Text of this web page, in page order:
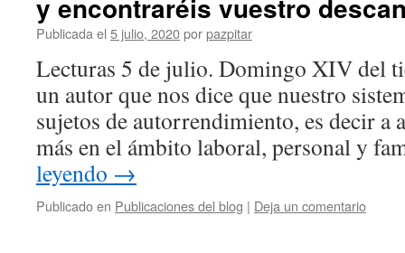
y encontraréis vuestro
Publicada el 5 julio, 2020porpazpitar
Lecturas 5 de julio. Domingo XIV del
un autor que nos dice que nuestro
sujetos de autorrendimiento, es decir a
más en el ámbito laboral, personal y
leyendo →
Publicado en Publicaciones del blog | Deja un comentario